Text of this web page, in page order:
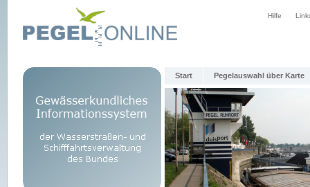
Hilfe
Start Pegelauswahl über Karte